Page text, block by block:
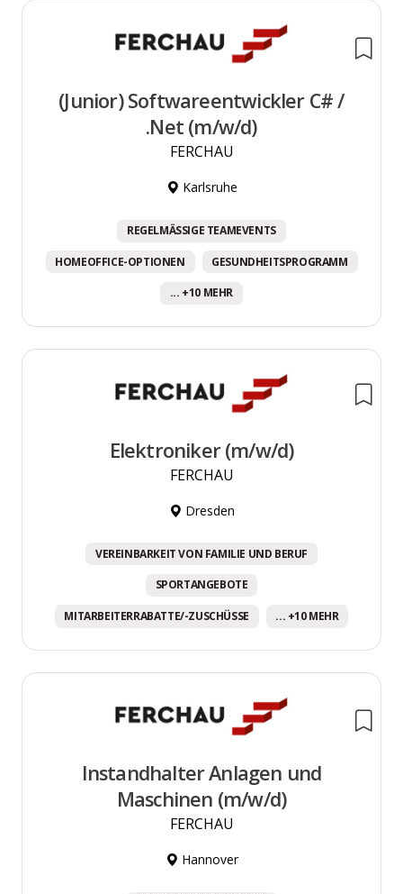
(Junior) Softwareentwickler C# /
.Net (m/w/d)
FERCHAU
Karlsruhe
REGELMÄSSIGE TEAMEVENTS
HOMEOFFICE-OPTIONEN GESUNDHEITSPROGRAMM
... +10 MEHR
Elektroniker (m/w/d)
FERCHAU
Dresden
VEREINBARKEIT VON FAMILIE UND BERUF
SPORTANGEBOTE
MITARBEITERRABATTE/-ZUSCHÜSSE ... +10 MEHR
Instandhalter Anlagen und
Maschinen (m/w/d)
FERCHAU
Hannover